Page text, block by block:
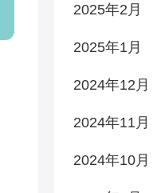
2025年2月
2025年1月
2024年12月
2024年11月
2024年10月